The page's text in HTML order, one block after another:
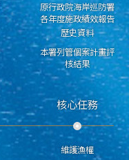
原行政院海岸巡防署
各年度施政績效報告
歷史資料
本署列管個案計畫評
核結果
核心任務
維護漁權